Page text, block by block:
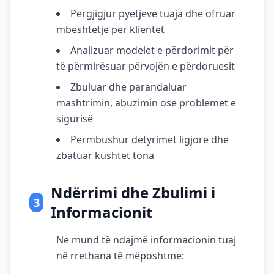
Përgjigjur pyetjeve tuaja dhe ofruar
mbështetje për klientët
Analizuar modelet e përdorimit për
të përmirësuar përvojën e përdoruesit
Zbuluar dhe parandaluar
mashtrimin, abuzimin ose problemet e
sigurisë
Përmbushur detyrimet ligjore dhe
zbatuar kushtet tona
3
Ndërrimi dhe Zbulimi i
Informacionit
Ne mund të ndajmë informacionin tuaj
në rrethana të mëposhtme: